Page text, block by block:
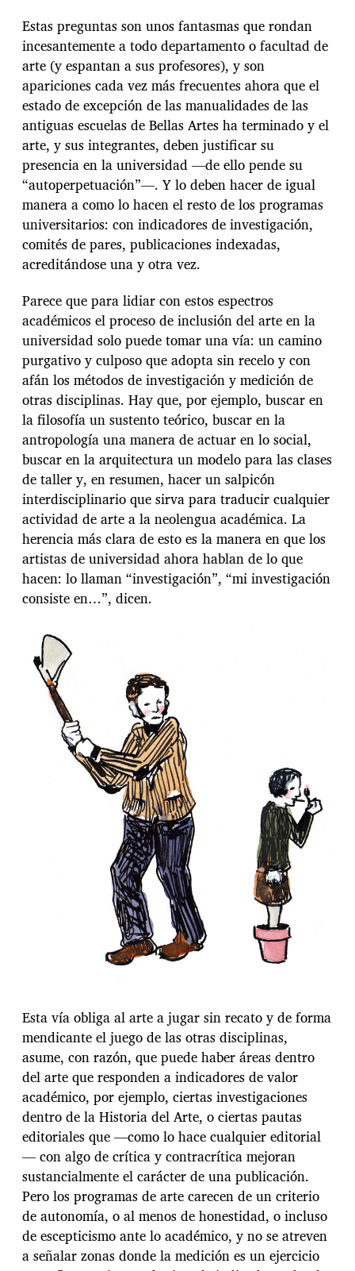
Estas preguntas son unos fantasmas que rondan
incesantemente a todo departamento o facultad de
arte (y espantan a sus profesores), y son
apariciones cada vez más frecuentes ahora que el
estado de excepción de las manualidades de las
antiguas escuelas de Bellas Artes ha terminado y el
arte, y sus integrantes, deben justificar su
presencia en la universidad —de ello pende su
“autoperpetuación”—. Y lo deben hacer de igual
manera a como lo hacen el resto de los programas
universitarios: con indicadores de investigación,
comités de pares, publicaciones indexadas,
acreditándose una y otra vez.
Parece que para lidiar con estos espectros
académicos el proceso de inclusión del arte en la
universidad solo puede tomar una vía: un camino
purgativo y culposo que adopta sin recelo y con
afán los métodos de investigación y medición de
otras disciplinas. Hay que, por ejemplo, buscar en
la filosofía un sustento teórico, buscar en la
antropología una manera de actuar en lo social,
buscar en la arquitectura un modelo para las clases
de taller y, en resumen, hacer un salpicón
interdisciplinario que sirva para traducir cualquier
actividad de arte a la neolengua académica. La
herencia más clara de esto es la manera en que los
artistas de universidad ahora hablan de lo que
hacen: lo llaman “investigación”, “mi investigación
consiste en…”, dicen.
Esta vía obliga al arte a jugar sin recato y de forma
mendicante el juego de las otras disciplinas,
asume, con razón, que puede haber áreas dentro
del arte que responden a indicadores de valor
académico, por ejemplo, ciertas investigaciones
dentro de la Historia del Arte, o ciertas pautas
editoriales que —como lo hace cualquier editorial
— con algo de crítica y contracrítica mejoran
sustancialmente el carácter de una publicación.
Pero los programas de arte carecen de un criterio
de autonomía, o al menos de honestidad, o incluso
de escepticismo ante lo académico, y no se atreven
a señalar zonas donde la medición es un ejercicio